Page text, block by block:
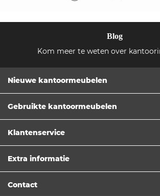
Blog
Kom meer te weten over
Nieuwe kantoormeubelen
Gebruikte kantoormeubelen
Klantenservice
Extra informatie
Contact